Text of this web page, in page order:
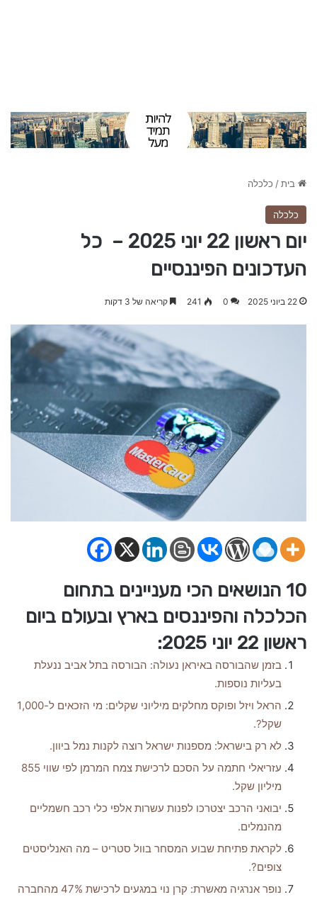
בית/ כלכלה
כלכלה
יום ראשון 22 יוני 2025 – כל
העדכונים הפיננסיים
22 ביוני 2025 0
241 קריאה של 3 דקות
10 הנושאים הכי מעניינים בתחום
הכלכלה והפיננסים בארץ ובעולם ביום
ראשון 22 יוני 2025:
בזמן שהבורסה באיראן נעולה: הבורסה בתל אביב ננעלת
בעליות נוספות.
הראל ויזל ופוקס מחלקים מיליוני שקלים: מי הזכאים ל-1,000
שקל?.
לא רק בישראל: מספנות ישראל רוצה לקנות נמל ביוון.
עזריאלי חתמה על הסכם לרכישת צמח המרמן לפי שווי 855
מיליון שקל.
יבואני הרכב יצטרכו לפנות עשרות אלפי כלי רכב חשמליים
מהנמלים.
לקראת פתיחת שבוע המסחר בוול סטריט – מה האנליסטים
צופים?.
נופר אנרגיה מאשרת: קרן נוי במגעים לרכישת 47% מהחברה